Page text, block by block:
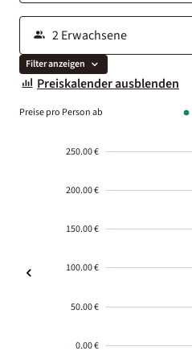
Filter anzeigen
Preiskalender ausblenden
Preise pro Person ab
250.00 €
200.00 €
150.00 €
100.00 €
50.00 €
0.00 €